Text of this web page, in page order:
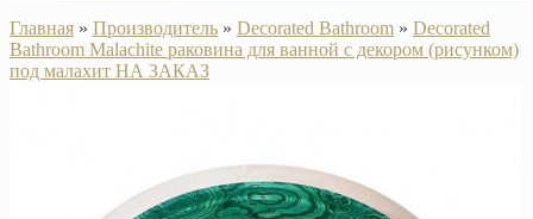
Главная » Производитель » Decorated Bathroom » Decorated
Bathroom Malachite раковина для ванной с декором (рисунком)
под малахит НА ЗАКАЗ